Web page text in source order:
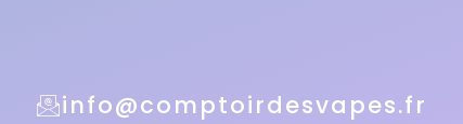
info@comptoirdesvapes.fr